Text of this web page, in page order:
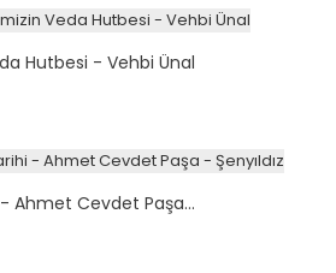
Hutbesi - Vehbi Ünal
Ahmet Cevdet Paşa...